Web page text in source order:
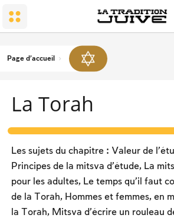
L’honneur dû aux parents
Joies familiales
Deuil
La conversion
Prière et ordonnancement de la
Obligation des hommes en matière
Les bénédictions
Deux types de lois, ‘hoq et michpat
Chabbat, fêtes et
Chabbat – les travaux interdits
Les fêtes du calendrier
Le compte de l’omer et les jours de
nationale
La fête de Chavou’ot
Roch hachana
Page d'accueil
La Torah
Les sujets du chapitre : Valeur de
Principes de la mitsva d’étude, La
pour les adultes, Le temps qu’il faut
de la Torah, Hommes et femmes, en
la Torah, Mitsva d’écrire un rouleau